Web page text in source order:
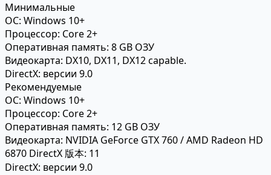
Минимальные
ОС: Windows 10+
Процессор: Core 2+
Оперативная память: 8 GB ОЗУ
Видеокарта: DX10, DX11, DX12 capable.
DirectX: версии 9.0
Рекомендуемые
ОС: Windows 10+
Процессор: Core 2+
Оперативная память: 12 GB ОЗУ
Видеокарта: NVIDIA GeForce GTX 760 / AMD Radeon HD
6870 DirectX 版本: 11
DirectX: версии 9.0